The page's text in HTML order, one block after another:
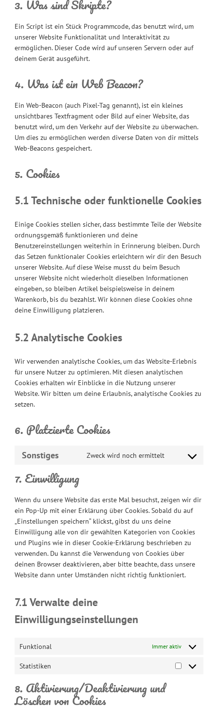
3. Was sind Skripte?
Ein Script ist ein Stück Programmcode, das benutzt wird, um
unserer Website Funktionalität und Interaktivität zu
ermöglichen. Dieser Code wird auf unseren Servern oder auf
deinem Gerät ausgeführt.
4. Was ist ein Web Beacon?
Ein Web-Beacon (auch Pixel-Tag genannt), ist ein kleines
unsichtbares Textfragment oder Bild auf einer Website, das
benutzt wird, um den Verkehr auf der Website zu überwachen.
Um dies zu ermöglichen werden diverse Daten von dir mittels
Web-Beacons gespeichert.
5. Cookies
5.1 Technische oder funktionelle Cookies
Einige Cookies stellen sicher, dass bestimmte Teile der Website
ordnungsgemäß funktionieren und deine
Benutzereinstellungen weiterhin in Erinnerung bleiben. Durch
das Setzen funktionaler Cookies erleichtern wir dir den Besuch
unserer Website. Auf diese Weise musst du beim Besuch
unserer Website nicht wiederholt dieselben Informationen
eingeben, so bleiben Artikel beispielsweise in deinem
Warenkorb, bis du bezahlst. Wir können diese Cookies ohne
deine Einwilligung platzieren.
5.2 Analytische Cookies
Wir verwenden analytische Cookies, um das Website-Erlebnis
für unsere Nutzer zu optimieren. Mit diesen analytischen
Cookies erhalten wir Einblicke in die Nutzung unserer
Website. Wir bitten um deine Erlaubnis, analytische Cookies zu
setzen.
6. Platzierte Cookies
Sonstiges Zweck wird noch ermittelt
Consent
7. Einwilligung
Wenn du unsere Website das erste Mal besuchst, zeigen wir dir
ein Pop-Up mit einer Erklärung über Cookies. Sobald du auf
„Einstellungen speichern“ klickst, gibst du uns deine
Einwilligung alle von dir gewählten Kategorien von Cookies
und Plugins wie in dieser Cookie-Erklärung beschrieben zu
verwenden. Du kannst die Verwendung von Cookies über
deinen Browser deaktivieren, aber bitte beachte, dass unsere
Website dann unter Umständen nicht richtig funktioniert.
7.1 Verwalte deine
Einwilligungseinstellungen
Funktional Immer aktiv
Statistiken
Statistiken
8. Aktivierung/Deaktivierung und
Löschen von Cookies